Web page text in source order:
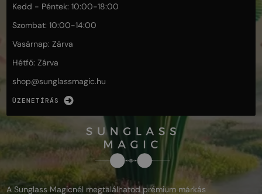
Kedd - Péntek: 10:00-18:00
Szombat: 10:00-14:00
Vasárnap: Zárva
Hétfő: Zárva
shop@sunglassmagic.hu
ÜZENETÍRÁS
A Sunglass Magicnél megtalálhatod prémium márkás